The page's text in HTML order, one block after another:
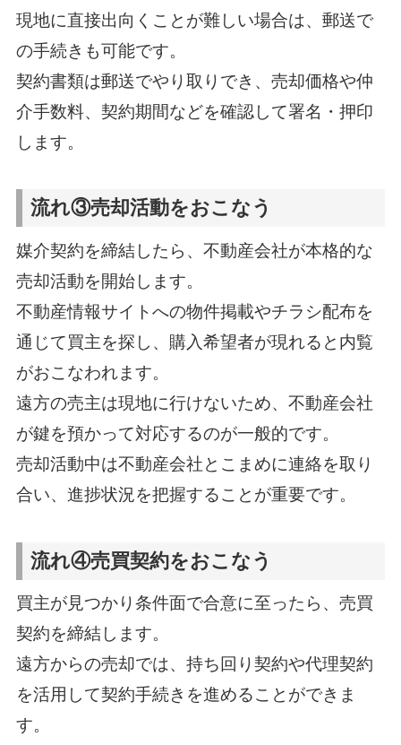
現地に直接出向くことが難しい場合は、郵送で
の手続きも可能です。
契約書類は郵送でやり取りでき、売却価格や仲
介手数料、契約期間などを確認して署名・押印
します。
流れ③売却活動をおこなう
媒介契約を締結したら、不動産会社が本格的な
売却活動を開始します。
不動産情報サイトへの物件掲載やチラシ配布を
通じて買主を探し、購入希望者が現れると内覧
がおこなわれます。
遠方の売主は現地に行けないため、不動産会社
が鍵を預かって対応するのが一般的です。
売却活動中は不動産会社とこまめに連絡を取り
合い、進捗状況を把握することが重要です。
流れ④売買契約をおこなう
買主が見つかり条件面で合意に至ったら、売買
契約を締結します。
遠方からの売却では、持ち回り契約や代理契約
を活用して契約手続きを進めることができま
す。